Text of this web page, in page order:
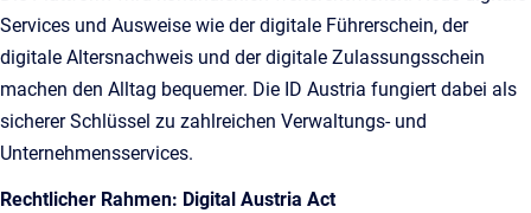
Services und Ausweise wie der digitale Führerschein, der
digitale Altersnachweis und der digitale Zulassungsschein
machen den Alltag bequemer. Die ID Austria fungiert dabei als
sicherer Schlüssel zu zahlreichen Verwaltungs- und
Unternehmensservices.
Rechtlicher Rahmen: Digital Austria Act